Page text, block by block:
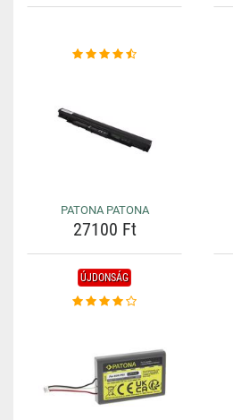
PATONA PATONA
27100 Ft
ÚJDONSÁG